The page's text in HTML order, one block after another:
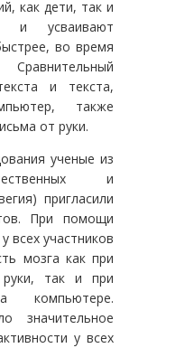
как дети, так и
и усваивают
во время
и текста,
также
от руки.
ученые из
и
пригласили
При помощи
всех участников
мозга как при
так и при
компьютере.
значительное
у всех